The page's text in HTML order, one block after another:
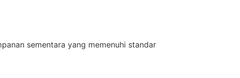
sementara yang memenuhi standar